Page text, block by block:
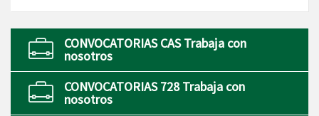
CONVOCATORIAS CAS Trabaja con
nosotros
CONVOCATORIAS 728 Trabaja con
nosotros